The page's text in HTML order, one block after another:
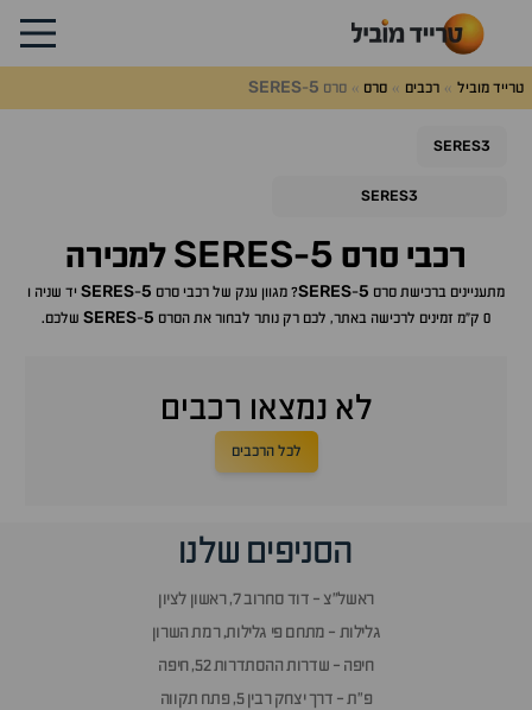
טרייד מוביל רכבים סרס סרס SERES-5
SERES3
SERES3
רכבי סרס SERES-5 למכירה
מתעניינים ברכישת סרס SERES-5 ? מגוון ענק של רכבי סרס SERES-5
יד שניה ו
0 ק"מ זמינים לרכישה באתר, לכם רק נותר לבחור את ה
סרס SERES-5 שלכם.
לא נמצאו רכבים
לכל הרכבים
הסניפים שלנו
ראשל״צ - דוד סחרוב 7, ראשון לציון
גלילות - מתחם פי גלילות, רמת השרון
חיפה - שדרות ההסתדרות 52, חיפה
פ״ת - דרך יצחק רבין 5, פתח תקווה